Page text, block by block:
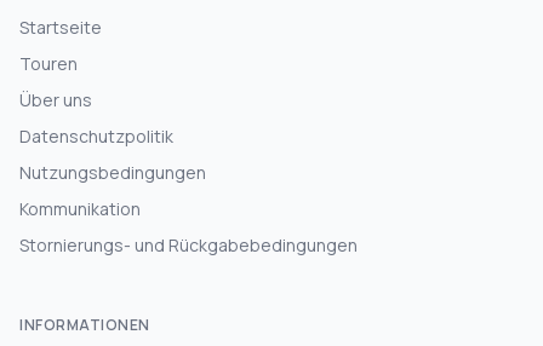
Startseite
Touren
Über uns
Datenschutzpolitik
Nutzungsbedingungen
Kommunikation
Stornierungs- und Rückgabebedingungen
INFORMATIONEN